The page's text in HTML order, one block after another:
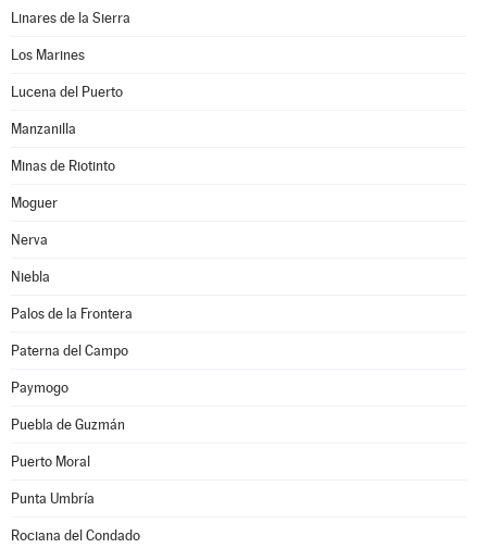
Linares de la Sierra
Los Marines
Lucena del Puerto
Manzanilla
Minas de Riotinto
Moguer
Nerva
Niebla
Palos de la Frontera
Paterna del Campo
Paymogo
Puebla de Guzmán
Puerto Moral
Punta Umbría
Rociana del Condado